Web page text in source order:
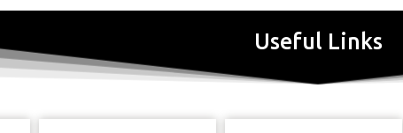
Useful Links